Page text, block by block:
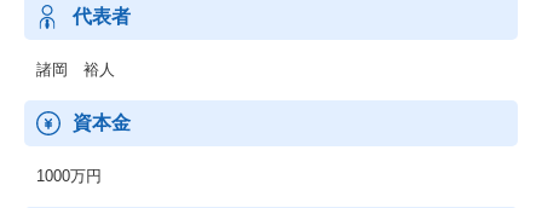
ワーカーを対象に、現場の生産性向上と働き方改革を推進してい
ます。
代表者
諸岡 裕人
資本金
1000万円